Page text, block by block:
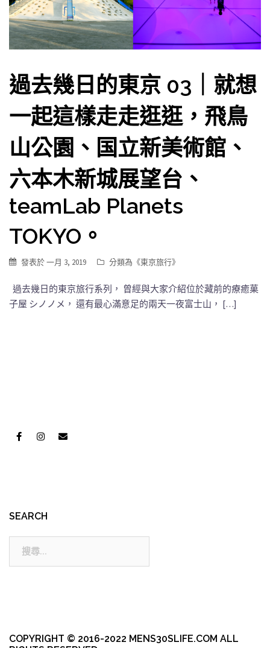
過去幾日的東京 03｜就想
一起這樣走走逛逛，飛鳥
山公園、国立新美術館、
六本木新城展望台、
teamLab Planets
TOKYO。
發表於一月 3, 2019 分類為《東京旅行》
過去幾日的東京旅行系列， 曾經與大家介紹位於藏前的療癒菓
子屋 シノノメ， 還有最心滿意足的兩天一夜富士山， […]
SEARCH
COPYRIGHT © 2016-2022 MENS30SLIFE.COM ALL